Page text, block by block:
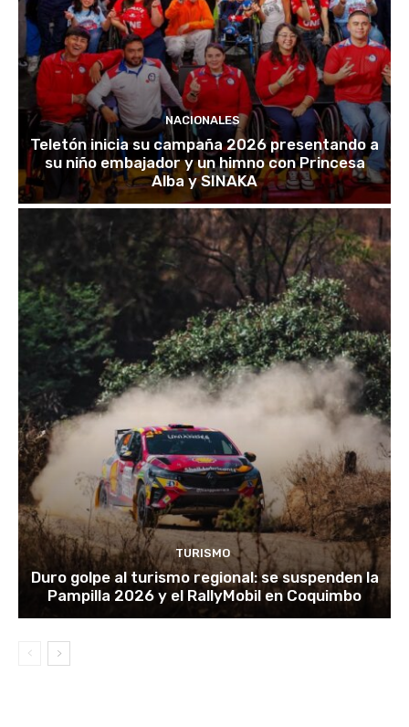
NACIONALES
Teletón inicia su campaña 2026 presentando a
su niño embajador y un himno con Princesa
Alba y SINAKA
TURISMO
Duro golpe al turismo regional: se suspenden la
Pampilla 2026 y el RallyMobil en Coquimbo